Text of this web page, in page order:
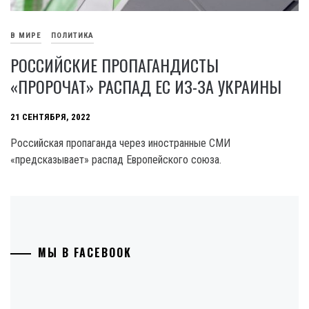
В МИРЕ ПОЛИТИКА
РОССИЙСКИЕ ПРОПАГАНДИСТЫ
«ПРОРОЧАТ» РАСПАД ЕC ИЗ-ЗА УКРАИНЫ
21 СЕНТЯБРЯ, 2022
Российская пропаганда через иностранные СМИ
«предсказывает» распад Европейского союза.
МЫ В FACEBOOK